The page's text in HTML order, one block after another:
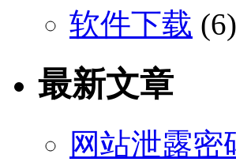
软件下载 (6)
最新文章
网站泄露